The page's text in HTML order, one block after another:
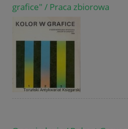
grafice" / Praca zbiorowa